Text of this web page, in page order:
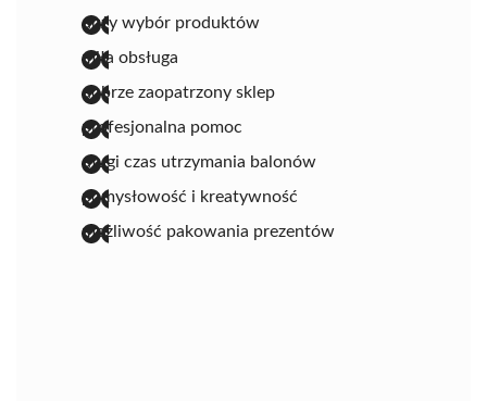
duży wybór produktów
miła obsługa
dobrze zaopatrzony sklep
profesjonalna pomoc
długi czas utrzymania balonów
pomysłowość i kreatywność
możliwość pakowania prezentów